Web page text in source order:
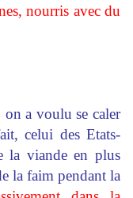
nourris avec du
on a voulu se caler
celui des Etats-
la viande en plus
la faim pendant la